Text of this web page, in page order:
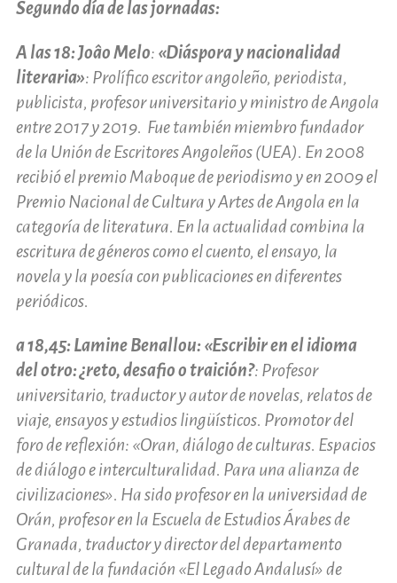
Segundo día de las jornadas:
A las 18: Joâo Melo: «Diáspora y nacionalidad
literaria»: Prolífico escritor angoleño, periodista,
publicista, profesor universitario y ministro de Angola
entre 2017 y 2019. Fue también miembro fundador
de la Unión de Escritores Angoleños (UEA). En 2008
recibió el premio Maboque de periodismo y en 2009 el
Premio Nacional de Cultura y Artes de Angola en la
categoría de literatura. En la actualidad combina la
escritura de géneros como el cuento, el ensayo, la
novela y la poesía con publicaciones en diferentes
periódicos.
a 18,45: Lamine Benallou: «Escribir en el idioma
del otro: ¿reto, desafio o traición?: Profesor
universitario, traductor y autor de novelas, relatos de
viaje, ensayos y estudios lingüísticos. Promotor del
foro de reflexión: «Oran, diálogo de culturas. Espacios
de diálogo e interculturalidad. Para una alianza de
civilizaciones». Ha sido profesor en la universidad de
Orán, profesor en la Escuela de Estudios Árabes de
Granada, traductor y director del departamento
cultural de la fundación «El Legado Andalusí» de